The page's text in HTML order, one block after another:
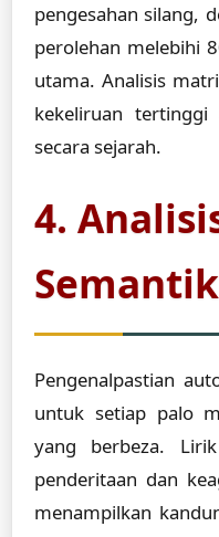
pengesahan silang,
perolehan melebihi
utama. Analisis
kekeliruan
secara sejarah.
4.
Semantik
Pengenalpastian
untuk setiap palo
yang berbeza.
penderitaan dan
menampilkan